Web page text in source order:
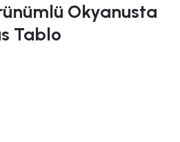
Okyanusta
Tablo